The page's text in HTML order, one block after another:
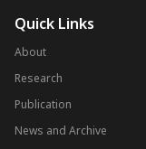
Quick Links
About
Research
Publication
News and Archive